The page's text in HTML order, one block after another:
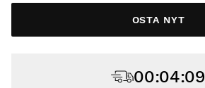
OSTA NYT
00:04:08